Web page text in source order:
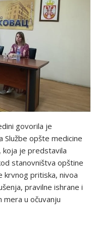
govorila je
Službe opšte medicine
koja je predstavila
stanovništva opštine
krvnog pritiska, nivoa
pravilne ishrane i
mera u očuvanju